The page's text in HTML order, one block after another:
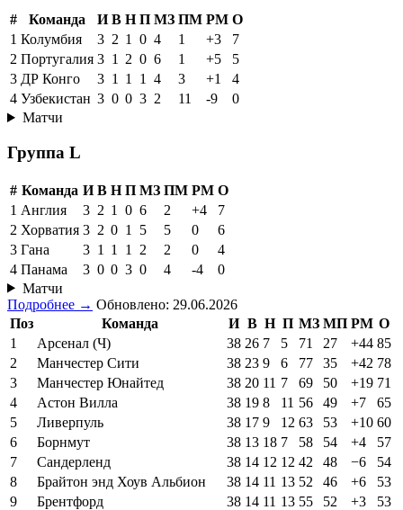
# Команда И В Н П МЗ ПМ РМ О
1 Колумбия 3 2 1 0 4 1 +3
7
2 Португалия 3 1 2 0 6 1 +5
5
3 ДР Конго 3 1 1 1 4 3 +1
4
4 Узбекистан 3 0 0 3 2 11 -9
0
Матчи
Группа L
# Команда И В Н П МЗ ПМ РМ О
1 Англия 3 2 1 0 6 2 +4
7
2 Хорватия 3 2 0 1 5 5 0
6
3 Гана 3 1 1 1 2 2 0
4
4 Панама 3 0 0 3 0 4 -4
0
Матчи
Подробнее → Обновлено: 29.06.2026
Поз
Команда И В Н П МЗ МП РМ О
1
Арсенал (Ч) 38 26 7 5 71 27 +44 85
2
Манчестер Сити 38 23 9 6 77 35 +42 78
3
Манчестер Юнайтед 38 20 11 7 69 50 +19 71
4
Астон Вилла 38 19 8 11 56 49 +7
65
5
Ливерпуль 38 17 9 12 63 53 +10 60
6
Борнмут 38 13 18 7 58 54 +4
57
7
Сандерленд 38 14 12 12 42 48 −6
54
8
Брайтон энд Хоув Альбион 38 14 11 13 52 46 +6
53
9
Брентфорд 38 14 11 13 55 52 +3
53